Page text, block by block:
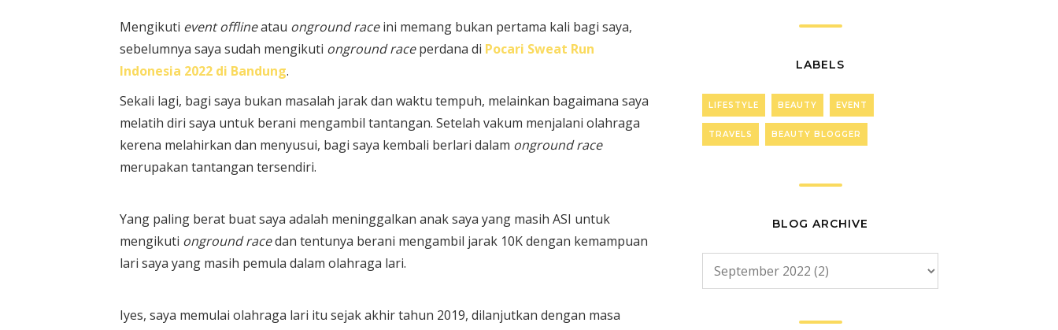
Mengikuti event offlineatau onground raceini memang bukan pertama kali bagi saya,
sebelumnya saya sudah mengikuti onground raceperdana di Pocari Sweat Run
Indonesia 2022 di Bandung.
Sekali lagi, bagi saya bukan masalah jarak dan waktu tempuh, melainkan bagaimana saya
melatih diri saya untuk berani mengambil tantangan. Setelah vakum menjalani olahraga
kerena melahirkan dan menyusui, bagi saya kembali berlari dalam onground race
merupakan tantangan tersendiri.
Yang paling berat buat saya adalah meninggalkan anak saya yang masih ASI untuk
mengikuti onground racedan tentunya berani mengambil jarak 10K dengan kemampuan
lari saya yang masih pemula dalam olahraga lari.
Iyes, saya memulai olahraga lari itu sejak akhir tahun 2019, dilanjutkan dengan masa
LABELS
LIFESTYLE BEAUTY EVENT
TRAVELS BEAUTY BLOGGER
BLOG ARCHIVE